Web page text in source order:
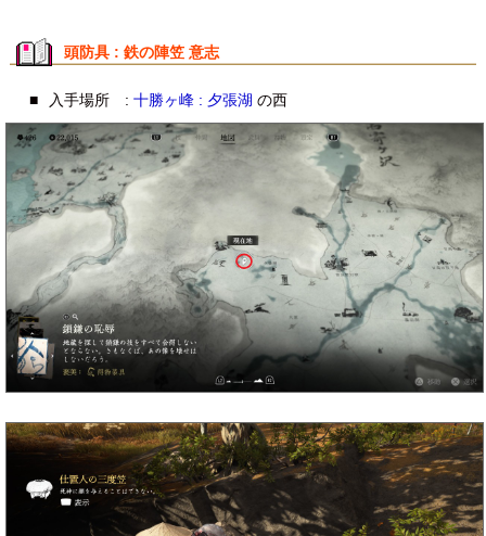
頭防具 : 鉄の陣笠 意志
■ 入手場所 : 十勝ヶ峰 : 夕張湖 の西